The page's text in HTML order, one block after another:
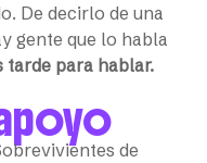
De decirlo de una
gente que lo habla
tarde para hablar.
de